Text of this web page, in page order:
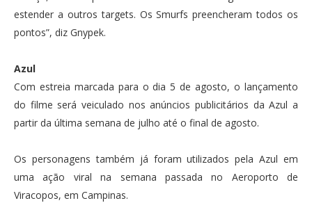
estender a outros targets. Os Smurfs preencheram todos os
pontos”, diz Gnypek.
Azul
Com estreia marcada para o dia 5 de agosto, o lançamento
do filme será veiculado nos anúncios publicitários da Azul a
partir da última semana de julho até o final de agosto.
Os personagens também já foram utilizados pela Azul em
uma ação viral na semana passada no Aeroporto de
Viracopos, em Campinas.